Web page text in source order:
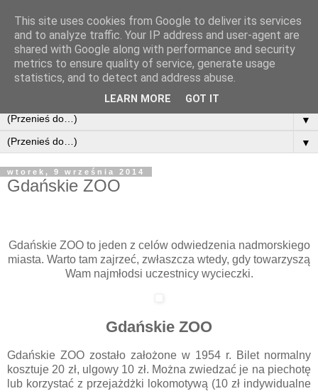
▼
▼
wtorek, 9 września 2014
Gdańskie ZOO
Gdańskie ZOO to jeden z celów odwiedzenia nadmorskiego
miasta. Warto tam zajrzeć, zwłaszcza wtedy, gdy towarzyszą
Wam najmłodsi uczestnicy wycieczki.
Gdańskie ZOO
Gdańskie ZOO zostało założone w 1954 r. Bilet normalny
kosztuje 20 zł, ulgowy 10 zł. Można zwiedzać je na piechotę
lub korzystać z przejażdżki lokomotywą (10 zł indywidualne
This site uses cookies from Google to deliver its services
and to analyze traffic. Your IP address and user-agent are
shared with Google along with performance and security
metrics to ensure quality of service, generate usage
statistics, and to detect and address abuse.
LEARN MORE GOT IT